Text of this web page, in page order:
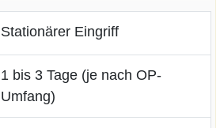
Stationärer Eingriff
1 bis 3 Tage (je nach OP-
Umfang)